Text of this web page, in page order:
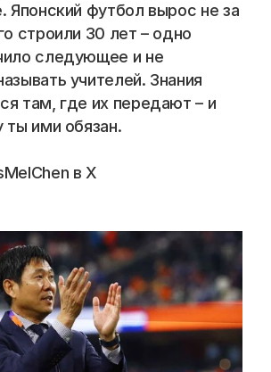
Японский футбол вырос не за
строили 30 лет – одно
следующее и не
учителей. Знания
там, где их передают – и
ты ими обязан.
в Х